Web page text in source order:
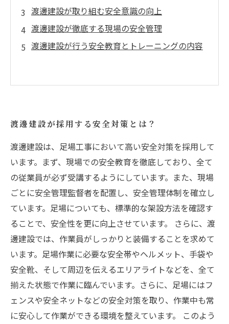
渡邊建設が取り組む安全意識の向上
渡邊建設が徹底する現場の安全管理
渡邊建設が行う安全教育とトレーニングの内容
渡邊建設が採用する安全対策とは？
渡邊建設は、足場工事において高い安全対策を採用して
います。まず、現場での安全教育を徹底しており、全て
の従業員が必ず受講するようにしています。また、現場
ごとに安全管理監督者を配置し、安全管理体制を確立し
ています。足場についても、標準的な架設方法を確認す
ることで、安全性を更に向上させています。 さらに、渡
邊建設では、作業員がしっかりと装備することを求めて
います。足場作業に必要な安全帯やヘルメット、手袋や
安全靴、そして周辺を伝えるエリアライトなどを、全て
揃えた状態で作業に臨んでいます。さらに、足場にはフ
ェンスや安全ネットなどの安全対策を取り、作業中も常
に安心して作業ができる環境を整えています。 このよう